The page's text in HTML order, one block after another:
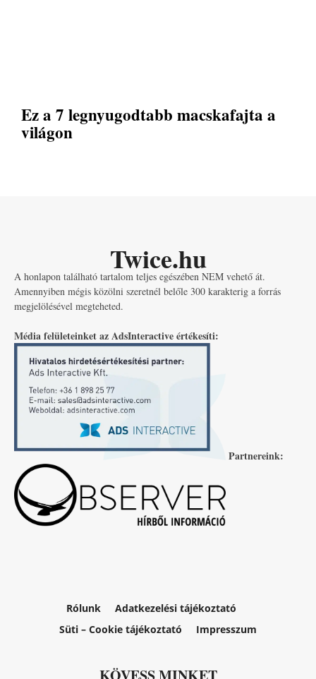
Ez a 7 legnyugodtabb macskafajta a
világon
Twice.hu
A honlapon található tartalom teljes egészében NEM vehető át.
Amennyiben mégis közölni szeretnél belőle 300 karakterig a forrás
megjelölésével megteheted.
Média felületeinket az AdsInteractive értékesíti:
Partnereink:
Rólunk
Adatkezelési tájékoztató
Süti – Cookie tájékoztató
Impresszum